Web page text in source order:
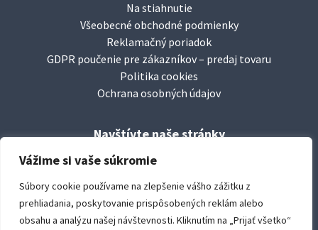
Vážime si vaše súkromie
Súbory cookie používame na zlepšenie vášho zážitku z
prehliadania, poskytovanie prispôsobených reklám alebo
obsahu a analýzu našej návštevnosti. Kliknutím na „Prijať všetko“
Na stiahnutie
Všeobecné obchodné podmienky
Reklamačný poriadok
GDPR poučenie pre zákazníkov – predaj tovaru
Politika cookies
Ochrana osobných údajov
Navštívte naše stránky
facebook/leierbaustoffesk
www.durisoltvarovky.sk
youtube/leierbaustoffe